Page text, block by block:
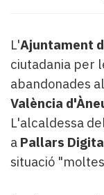
Pallars
Contingut
patrocinat
Lo
més
llegit...
Editorial
L'Ajuntament
ciutadania per
abandonades
València
L'alcaldessa
a Pallars
situació